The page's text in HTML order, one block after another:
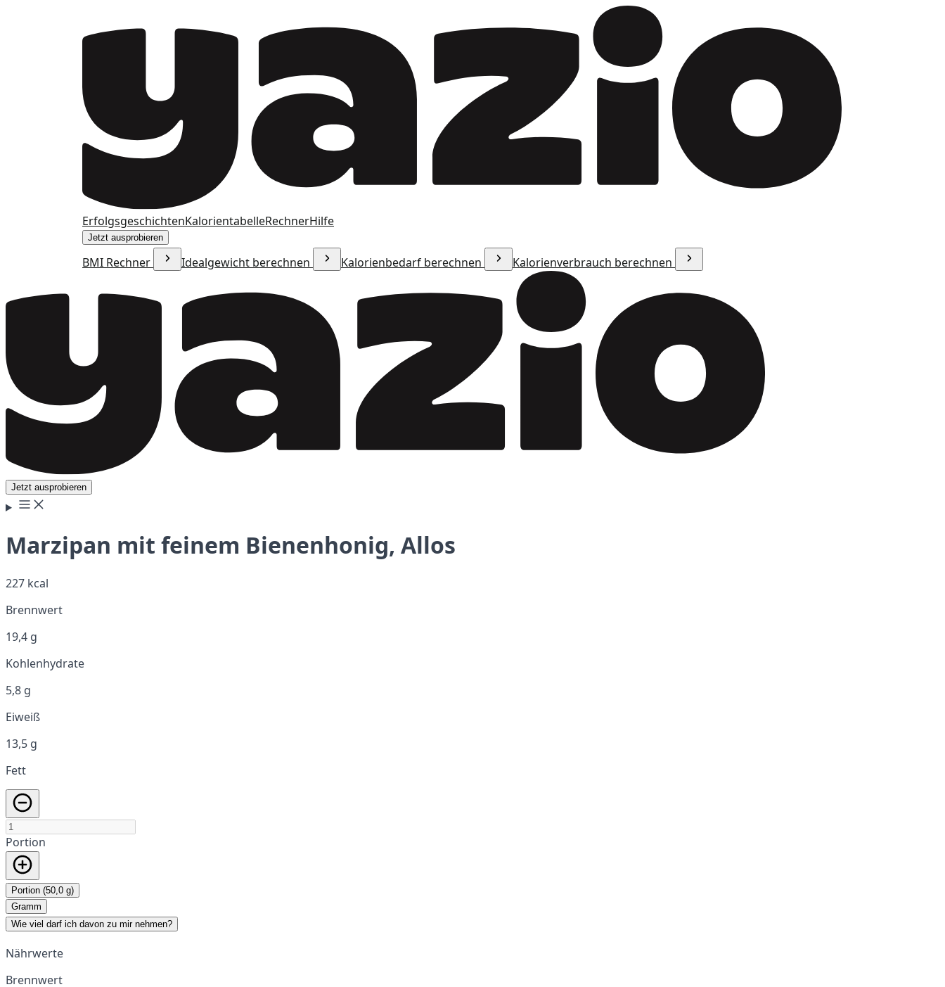
ErfolgsgeschichtenKalorientabelleRechnerHilfe
Jetzt ausprobieren
BMI Rechner Idealgewicht berechnen Kalorienbedarf berechnen Kalorienverbrauch berechnen
Jetzt ausprobieren
Marzipan mit feinem Bienenhonig, Allos
227 kcal
Brennwert
19,4 g
Kohlenhydrate
5,8 g
Eiweiß
13,5 g
Fett
Portion
Portion (50,0 g)
Gramm
Wie viel darf ich davon zu mir nehmen?
Nährwerte
Brennwert